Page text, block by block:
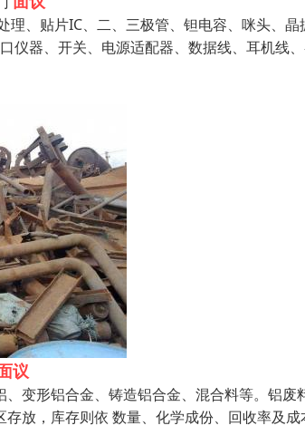
、贴片IC、二、三极管、钽电容、咪头、晶
仪器、开关、电源适配器、数据线、耳机线
议
变形铝合金、铸造铝合金、混合料等。铝
放，库存则依 数量、化学成份、回收率及